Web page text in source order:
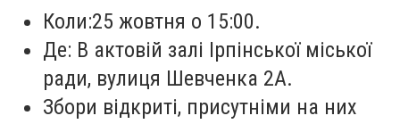
Коли:25 жовтня о 15:00.
Де: В актовій залі Ірпінської міської
ради, вулиця Шевченка 2А.
Збори відкриті, присутніми на них